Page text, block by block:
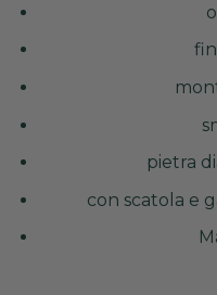
pietra
con scatola e